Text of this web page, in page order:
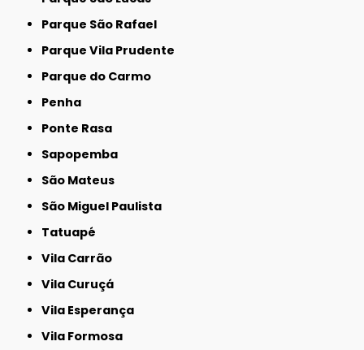
Parque São Rafael
Parque Vila Prudente
Parque do Carmo
Penha
Ponte Rasa
Sapopemba
São Mateus
São Miguel Paulista
Tatuapé
Vila Carrão
Vila Curuçá
Vila Esperança
Vila Formosa